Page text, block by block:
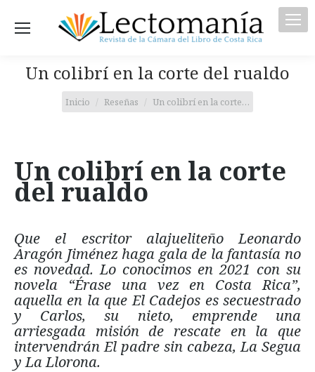
Un colibrí en la corte del rualdo
Estás aquí:
Inicio Reseñas Un colibrí en la corte…
Un colibrí en la corte
del rualdo
Que el escritor alajueliteño Leonardo
Aragón Jiménez haga gala de la fantasía no
es novedad. Lo conocimos en 2021 con su
novela “Érase una vez en Costa Rica”,
aquella en la que El Cadejos es secuestrado
y Carlos, su nieto, emprende una
arriesgada misión de rescate en la que
intervendrán El padre sin cabeza, La Segua
y La Llorona.